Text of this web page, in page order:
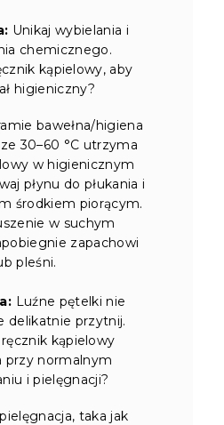
Unikaj wybielania i
chemicznego.
kąpielowy, aby
higieniczny?
bawełna/higiena
30–60 °C utrzyma
w higienicznym
płynu do płukania i
środkiem piorącym.
w suchym
zapachowi
pleśni.
Luźne pętelki nie
delikatnie przytnij.
ręcznik kąpielowy
przy normalnym
i pielęgnacji?
taka jak